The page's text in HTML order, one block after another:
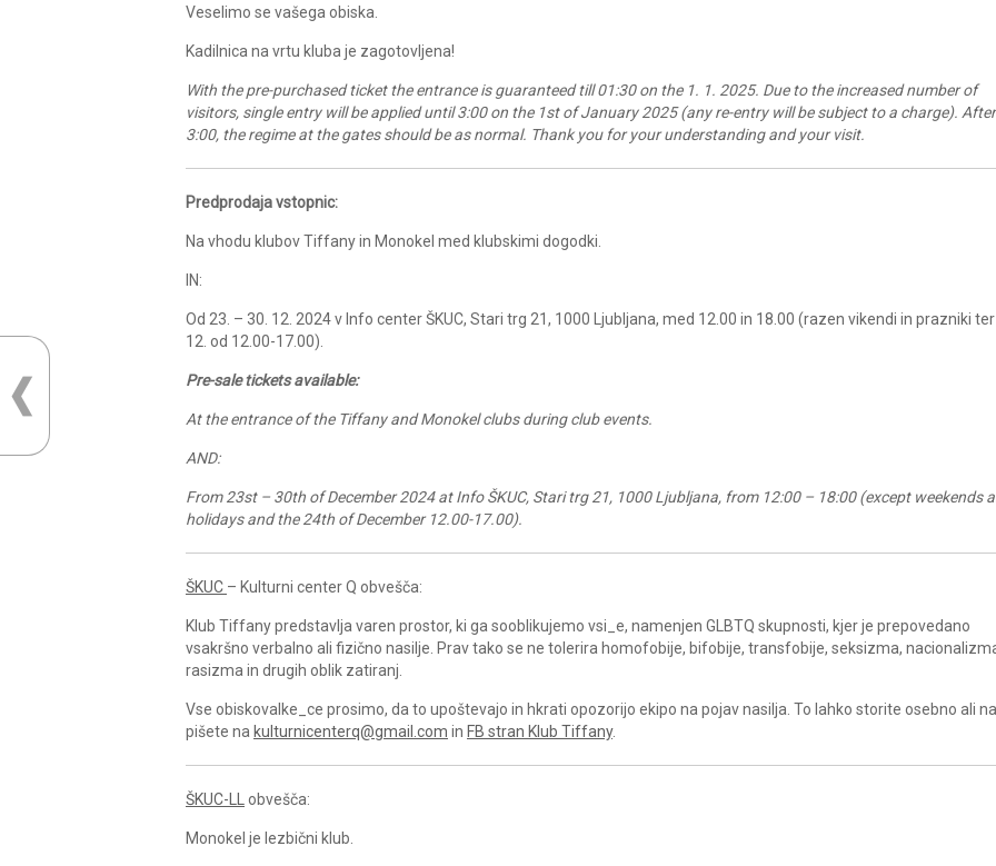
Veselimo se vašega obiska.
Kadilnica na vrtu kluba je zagotovljena!
With the pre-purchased ticket the entrance is guaranteed till 01:30 on the 1. 1. 2025. Due to the increased number of
visitors, single entry will be applied until 3:00 on the 1st of January 2025 (any re-entry will be subject to a charge). After
3:00, the regime at the gates should be as normal. Thank you for your understanding and your visit.
Predprodaja vstopnic:
Na vhodu klubov Tiffany in Monokel med klubskimi dogodki.
IN:
Od 23. – 30. 12. 2024 v Info center ŠKUC, Stari trg 21, 1000 Ljubljana, med 12.00 in 18.00 (razen vikendi in prazniki ter
12. od 12.00-17.00).
Pre-sale tickets available:
At the entrance of the Tiffany and Monokel clubs during club events.
AND:
From 23st – 30th of December 2024 at Info ŠKUC, Stari trg 21, 1000 Ljubljana, from 12:00 – 18:00 (except weekends
holidays and the 24th of December 12.00-17.00).
ŠKUC – Kulturni center Q obvešča:
Klub Tiffany predstavlja varen prostor, ki ga sooblikujemo vsi_e, namenjen GLBTQ skupnosti, kjer je prepovedano
vsakršno verbalno ali fizično nasilje. Prav tako se ne tolerira homofobije, bifobije, transfobije, seksizma,
rasizma in drugih oblik zatiranj.
Vse obiskovalke_ce prosimo, da to upoštevajo in hkrati opozorijo ekipo na pojav nasilja. To lahko storite osebno ali
pišete na kulturnicenterq@gmail.com in FB stran Klub Tiffany.
ŠKUC-LL obvešča:
Monokel je lezbični klub.